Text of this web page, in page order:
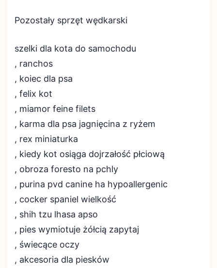
Pozostały sprzęt wędkarski
szelki dla kota do samochodu
, ranchos
, koiec dla psa
, felix kot
, miamor feine filets
, karma dla psa jagnięcina z ryżem
, rex miniaturka
, kiedy kot osiąga dojrzałość płciową
, obroza foresto na pchly
, purina pvd canine ha hypoallergenic
, cocker spaniel wielkość
, shih tzu lhasa apso
, pies wymiotuje żółcią zapytaj
, świecące oczy
, akcesoria dla piesków